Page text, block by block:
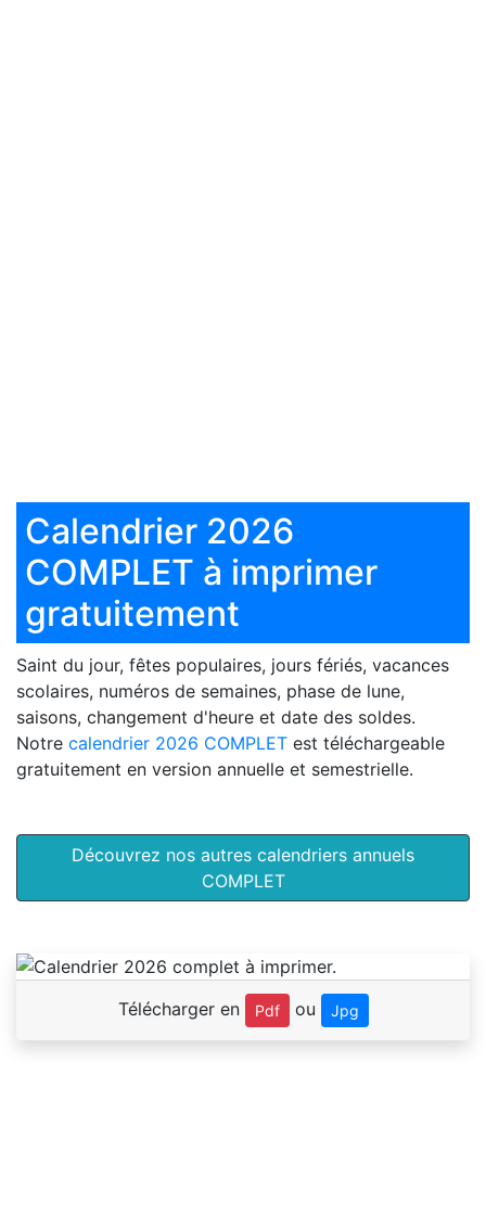
Calendrier 2026
COMPLET à imprimer
gratuitement
Saint du jour, fêtes populaires, jours fériés, vacances
scolaires, numéros de semaines, phase de lune,
saisons, changement d'heure et date des soldes.
Notre calendrier 2026 COMPLET est téléchargeable
gratuitement en version annuelle et semestrielle.
Découvrez nos autres calendriers annuels
COMPLET
Télécharger en Pdf ou Jpg